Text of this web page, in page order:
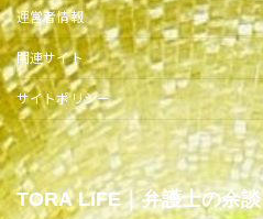
運営者情報
関連サイト
サイトポリシー
TORA LIFE｜弁護士の余談